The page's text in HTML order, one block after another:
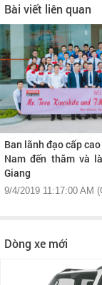
Bài viết liên quan
Ban lãnh đạo cấp
Nam đến thăm và
Giang
9/4/2019 11:17:00 AM
Dòng xe mới